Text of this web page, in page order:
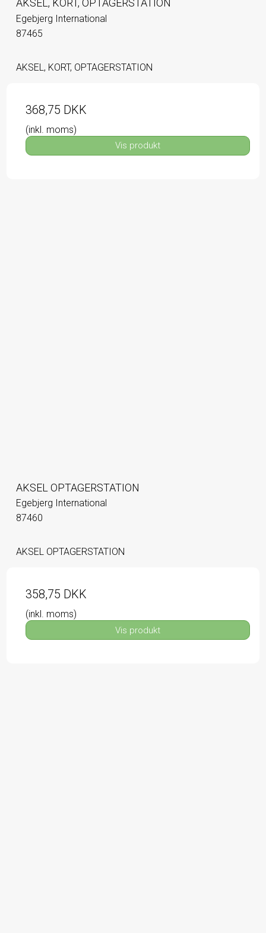
AKSEL, KORT, OPTAGERSTATION
Egebjerg International
87465
AKSEL, KORT, OPTAGERSTATION
368,75 DKK
(inkl. moms)
Vis produkt
AKSEL OPTAGERSTATION
Egebjerg International
87460
AKSEL OPTAGERSTATION
358,75 DKK
(inkl. moms)
Vis produkt